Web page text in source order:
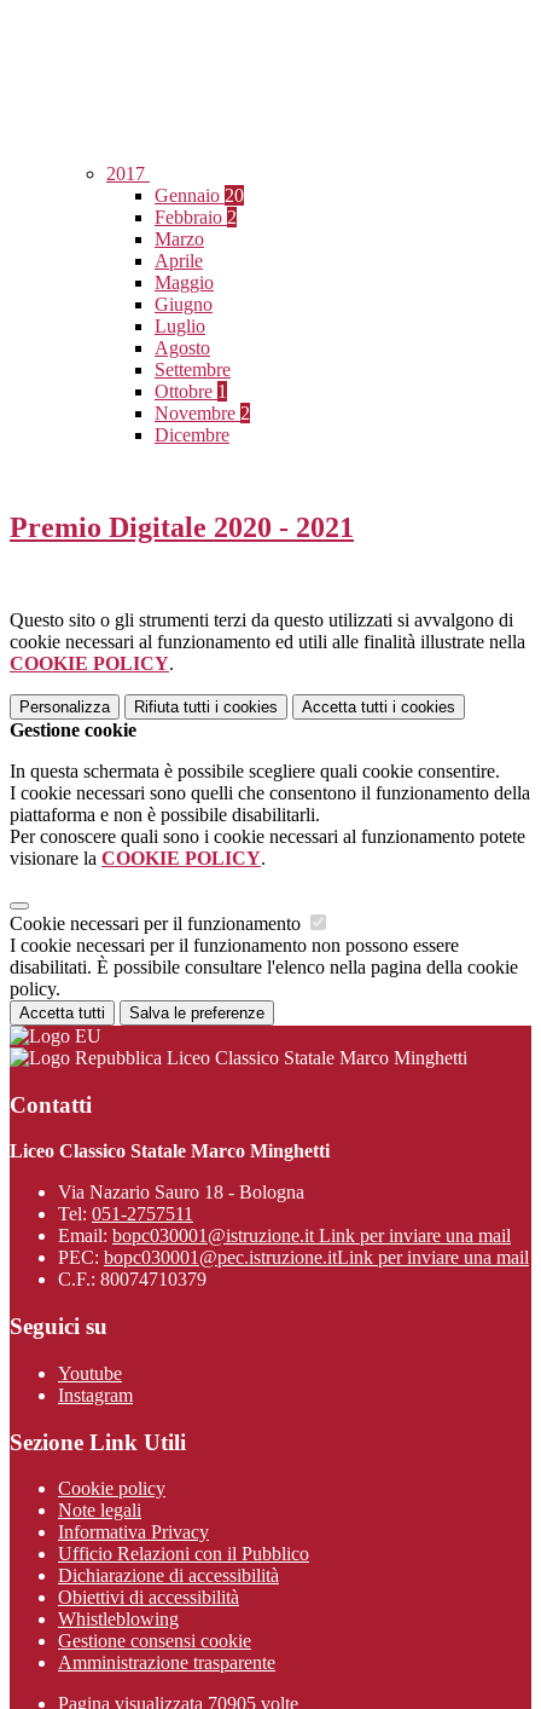
2017
Gennaio 20
Febbraio 2
Marzo
Aprile
Maggio
Giugno
Luglio
Agosto
Settembre
Ottobre 1
Novembre 2
Dicembre
Premio Digitale 2020 - 2021
Questo sito o gli strumenti terzi da questo utilizzati si avvalgono di
cookie necessari al funzionamento ed utili alle finalità illustrate nella
COOKIE POLICY.
Personalizza Rifiuta tutti i cookies Accetta tutti i cookies
Gestione cookie
In questa schermata è possibile scegliere quali cookie consentire.
I cookie necessari sono quelli che consentono il funzionamento della
piattaforma e non è possibile disabilitarli.
Per conoscere quali sono i cookie necessari al funzionamento potete
visionare la COOKIE POLICY.
Cookie necessari per il funzionamento
I cookie necessari per il funzionamento non possono essere
disabilitati. È possibile consultare l'elenco nella pagina della cookie
policy.
Accetta tutti Salva le preferenze
Liceo Classico Statale Marco Minghetti
Contatti
Liceo Classico Statale Marco Minghetti
Via Nazario Sauro 18 - Bologna
Tel: 051-2757511
Email: bopc030001@istruzione.it Link per inviare una mail
PEC: bopc030001@pec.istruzione.itLink per inviare una mail
C.F.: 80074710379
Seguici su
Youtube
Instagram
Sezione Link Utili
Cookie policy
Note legali
Informativa Privacy
Ufficio Relazioni con il Pubblico
Dichiarazione di accessibilità
Obiettivi di accessibilità
Whistleblowing
Gestione consensi cookie
Amministrazione trasparente
Pagina visualizzata 70905 volte